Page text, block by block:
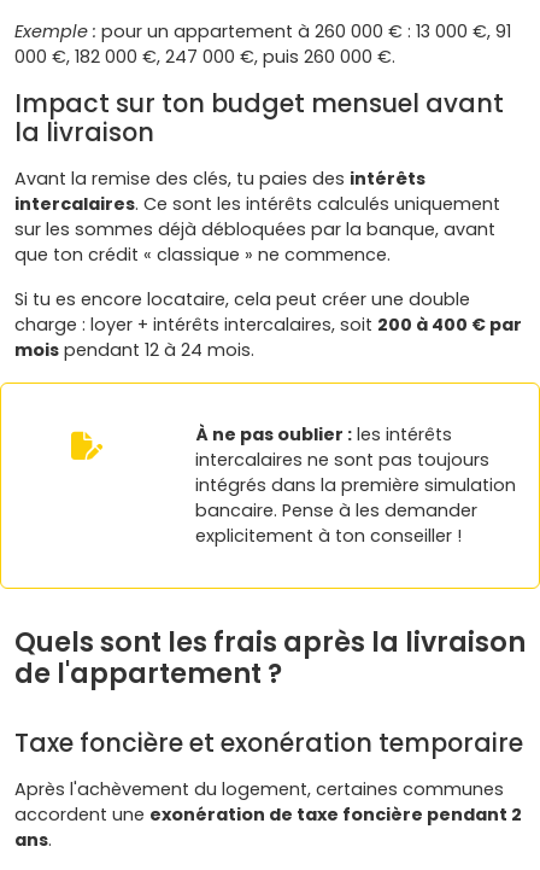
Exemple : pour un appartement à 260 000 € : 13 000 €, 91
000 €, 182 000 €, 247 000 €, puis 260 000 €.
Impact sur ton budget mensuel avant
la livraison
Avant la remise des clés, tu paies des intérêts
intercalaires. Ce sont les intérêts calculés uniquement
sur les sommes déjà débloquées par la banque, avant
que ton crédit « classique » ne commence.
Si tu es encore locataire, cela peut créer une double
charge : loyer + intérêts intercalaires, soit 200 à 400 € par
mois pendant 12 à 24 mois.
À ne pas oublier :les intérêts
intercalaires ne sont pas toujours
intégrés dans la première simulation
bancaire. Pense à les demander
explicitement à ton conseiller !
Quels sont les frais après la livraison
de l'appartement ?
Taxe foncière et exonération temporaire
Après l'achèvement du logement, certaines communes
accordent une exonération de taxe foncière pendant 2
ans.